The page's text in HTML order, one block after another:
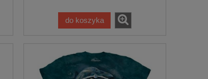
do koszyka